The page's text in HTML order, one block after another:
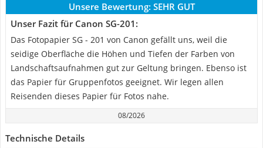
Unsere Bewertung: SEHR GUT
Unser Fazit für Canon SG-201:
Das Fotopapier SG - 201 von Canon gefällt uns, weil die
seidige Oberfläche die Höhen und Tiefen der Farben von
Landschaftsaufnahmen gut zur Geltung bringen. Ebenso ist
das Papier für Gruppenfotos geeignet. Wir legen allen
Reisenden dieses Papier für Fotos nahe.
08/2026
Technische Details